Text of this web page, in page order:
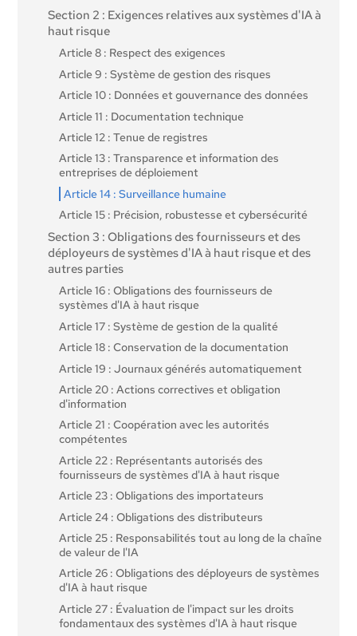
Section 2 : Exigences relatives aux systèmes d'IA à
haut risque
Article 8 : Respect des exigences
Article 9 : Système de gestion des risques
Article 10 : Données et gouvernance des données
Article 11 : Documentation technique
Article 12 : Tenue de registres
Article 13 : Transparence et information des
entreprises de déploiement
Article 14 : Surveillance humaine
Article 15 : Précision, robustesse et cybersécurité
Section 3 : Obligations des fournisseurs et des
déployeurs de systèmes d'IA à haut risque et des
autres parties
Article 16 : Obligations des fournisseurs de
systèmes d'IA à haut risque
Article 17 : Système de gestion de la qualité
Article 18 : Conservation de la documentation
Article 19 : Journaux générés automatiquement
Article 20 : Actions correctives et obligation
d'information
Article 21 : Coopération avec les autorités
compétentes
Article 22 : Représentants autorisés des
fournisseurs de systèmes d'IA à haut risque
Article 23 : Obligations des importateurs
Article 24 : Obligations des distributeurs
Article 25 : Responsabilités tout au long de la chaîne
de valeur de l'IA
Article 26 : Obligations des déployeurs de systèmes
d'IA à haut risque
Article 27 : Évaluation de l'impact sur les droits
fondamentaux des systèmes d'IA à haut risque